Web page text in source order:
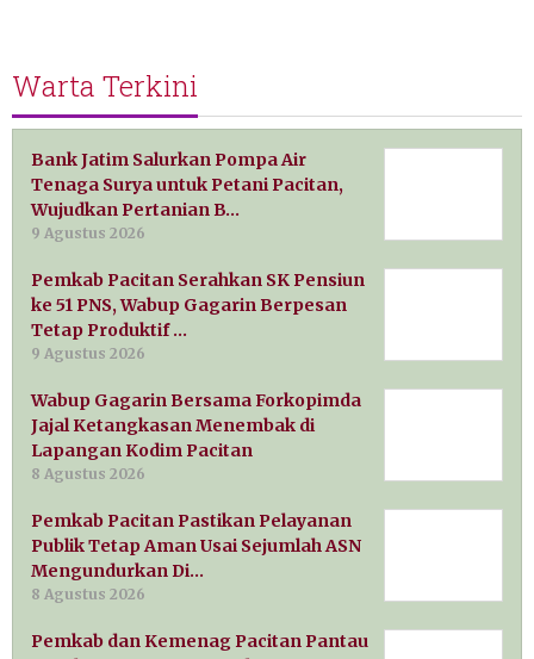
Warta Terkini
Bank Jatim Salurkan Pompa Air
Tenaga Surya untuk Petani Pacitan,
Wujudkan Pertanian B…
9 Agustus 2026
Pemkab Pacitan Serahkan SK Pensiun
ke 51 PNS, Wabup Gagarin Berpesan
Tetap Produktif …
9 Agustus 2026
Wabup Gagarin Bersama Forkopimda
Jajal Ketangkasan Menembak di
Lapangan Kodim Pacitan
8 Agustus 2026
Pemkab Pacitan Pastikan Pelayanan
Publik Tetap Aman Usai Sejumlah ASN
Mengundurkan Di…
8 Agustus 2026
Pemkab dan Kemenag Pacitan Pantau